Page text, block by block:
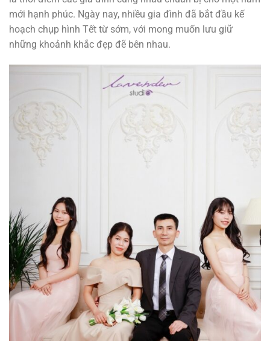
mới hạnh phúc. Ngày nay, nhiều gia đình đã bắt đầu kế
hoạch chụp hình Tết từ sớm, với mong muốn lưu giữ
những khoảnh khắc đẹp đẽ bên nhau.